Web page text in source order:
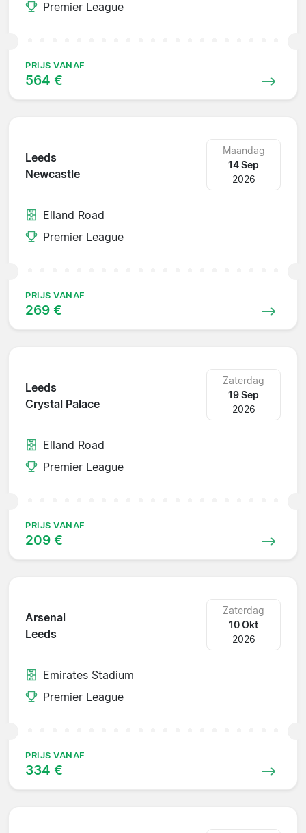
Premier League
PRIJS VANAF
564 €
Leeds
Newcastle
Maandag
14 Sep
2026
Elland Road
Premier League
PRIJS VANAF
269 €
Leeds
Crystal Palace
Zaterdag
19 Sep
2026
Elland Road
Premier League
PRIJS VANAF
209 €
Arsenal
Leeds
Zaterdag
10 Okt
2026
Emirates Stadium
Premier League
PRIJS VANAF
334 €